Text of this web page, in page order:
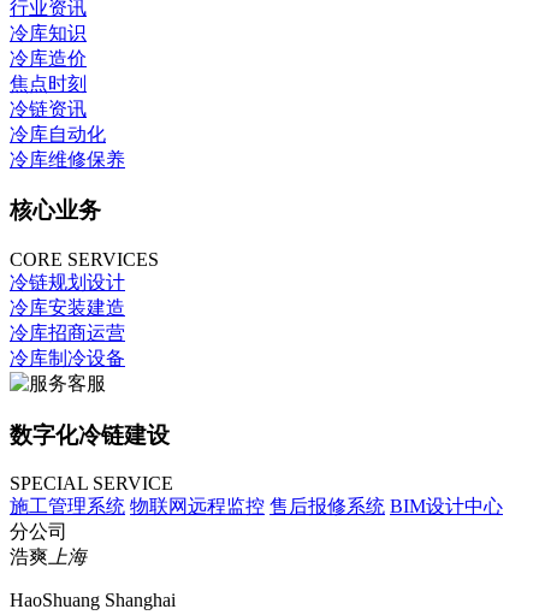
行业资讯
冷库知识
冷库造价
焦点时刻
冷链资讯
冷库自动化
冷库维修保养
核心业务
CORE SERVICES
冷链规划设计
冷库安装建造
冷库招商运营
冷库制冷设备
数字化冷链建设
SPECIAL SERVICE
施工管理系统 物联网远程监控 售后报修系统 BIM设计中心
分公司
浩爽上海
HaoShuang Shanghai